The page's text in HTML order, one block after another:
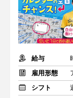
給与
雇用形態
シフト